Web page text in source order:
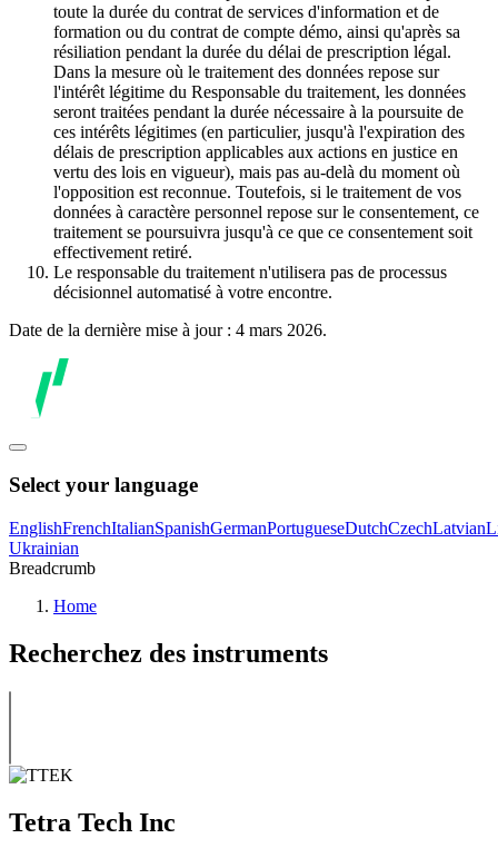
toute la durée du contrat de services d'information et de
formation ou du contrat de compte démo, ainsi qu'après sa
résiliation pendant la durée du délai de prescription légal.
Dans la mesure où le traitement des données repose sur
l'intérêt légitime du Responsable du traitement, les données
seront traitées pendant la durée nécessaire à la poursuite de
ces intérêts légitimes (en particulier, jusqu'à l'expiration des
délais de prescription applicables aux actions en justice en
vertu des lois en vigueur), mais pas au-delà du moment où
l'opposition est reconnue. Toutefois, si le traitement de vos
données à caractère personnel repose sur le consentement, ce
traitement se poursuivra jusqu'à ce que ce consentement soit
effectivement retiré.
Le responsable du traitement n'utilisera pas de processus
décisionnel automatisé à votre encontre.
Date de la dernière mise à jour : 4 mars 2026.
Select your language
EnglishFrenchItalianSpanishGermanPortugueseDutchCzechLatvian
Ukrainian
Breadcrumb
Home
Recherchez des instruments
Tetra Tech Inc